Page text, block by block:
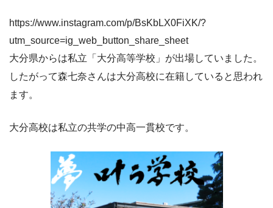
https://www.instagram.com/p/BsKbLX0FiXK/?
utm_source=ig_web_button_share_sheet
大分県からは私立「大分高等学校」が出場していました。
したがって森七奈さんは大分高校に在籍していると思われ
ます。
大分高校は私立の共学の中高一貫校です。